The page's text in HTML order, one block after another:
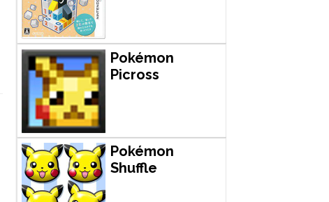
Pokémon
Picross
Pokémon
Shuffle